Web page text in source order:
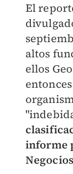
El
altos
ellos
informe